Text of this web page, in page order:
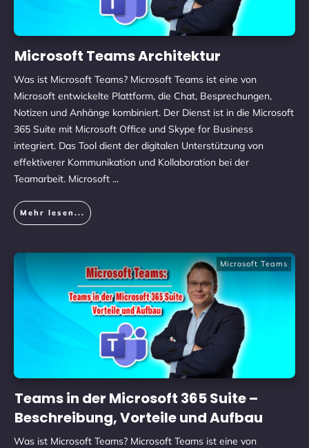
Microsoft Teams Architektur
Was ist Microsoft Teams? Microsoft Teams ist eine von
Microsoft entwickelte Plattform, die Chat, Besprechungen,
Notizen und Anhänge kombiniert. Der Dienst ist in die Microsoft
365 Suite mit Microsoft Office und Skype for Business
integriert. Das Tool dient der digitalen Unterstützung von
effektiverer Kommunikation und Kollaboration bei der
Teamarbeit. Microsoft ...
Mehr lesen...
Microsoft Teams
Teams in der Microsoft 365 Suite –
Beschreibung, Vorteile und Aufbau
Was ist Microsoft Teams? Microsoft Teams ist eine von